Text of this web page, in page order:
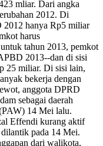
mliar. Dari angka
2012. Di
2012 hanya Rp5 miliar
harus
tahun 2013, pemkot
2013--dan di sisi
25 miliar. Di sisi lain,
bekerja dengan
anggota DPRD
sebagai daerah
14 Mei lalu.
Effendi kurang aktif
pada 14 Mei.
dari walikota,